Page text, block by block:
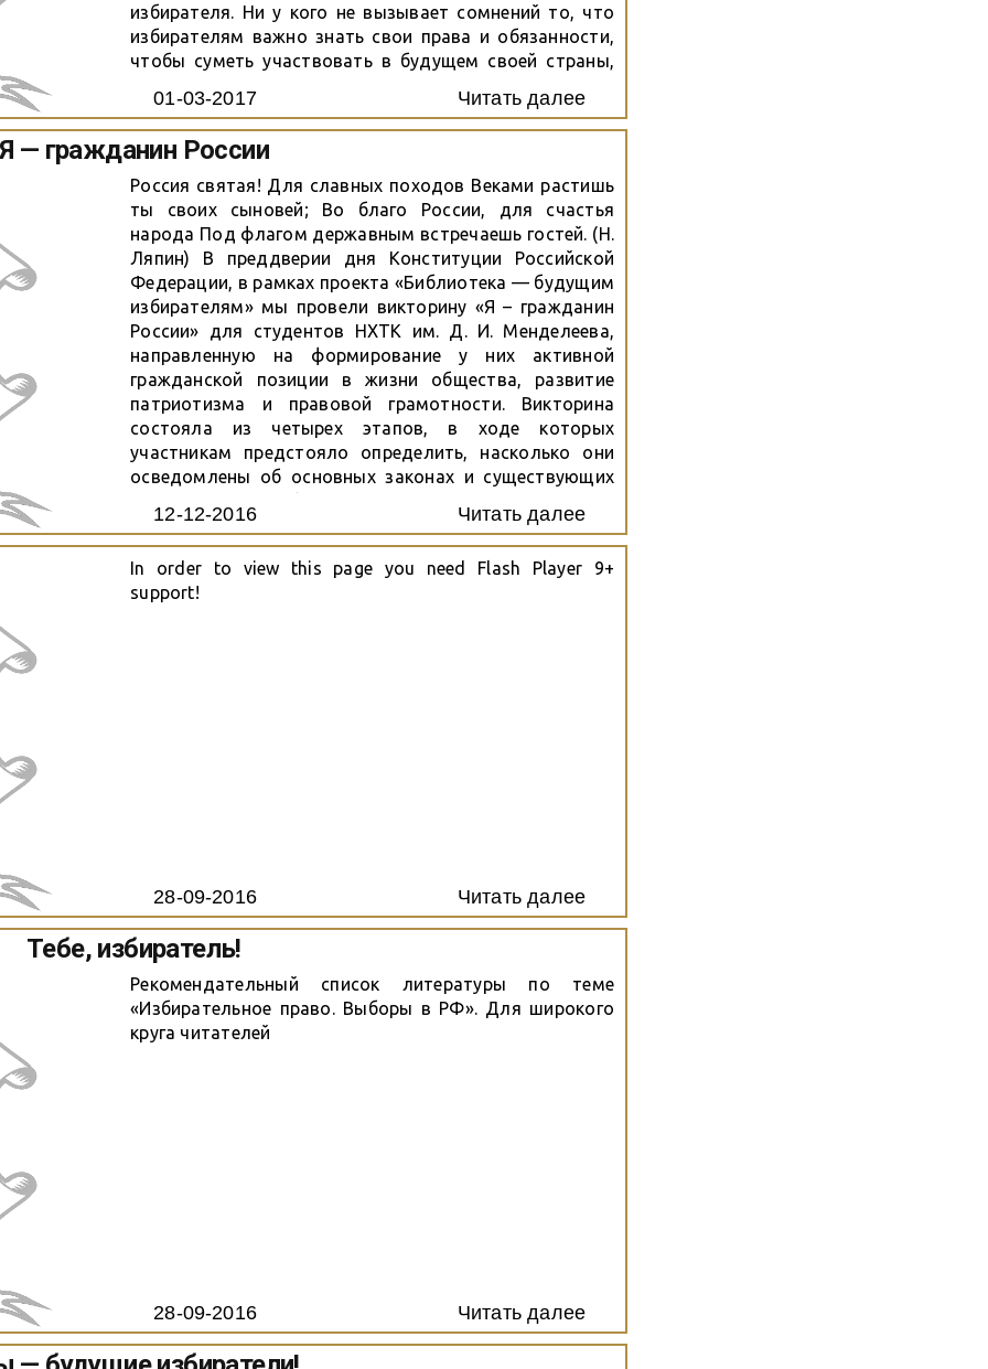
избирателя. Ни у кого не вызывает сомнений то, что
избирателям важно знать свои права и обязанности,
чтобы суметь участвовать в будущем своей страны,
развития нашего государства. Первый этап игры...
01-03-2017 Читать далее
Я — гражданин России
Россия святая! Для славных походов Веками растишь
ты своих сыновей; Во благо России, для счастья
народа Под флагом державным встречаешь гостей. (Н.
Ляпин) В преддверии дня Конституции Российской
Федерации, в рамках проекта «Библиотека — будущим
избирателям» мы провели викторину «Я – гражданин
России» для студентов НХТК им. Д. И. Менделеева,
направленную на формирование у них активной
гражданской позиции в жизни общества, развитие
патриотизма и правовой грамотности. Викторина
состояла из четырех этапов, в ходе которых
участникам предстояло определить, насколько они
осведомлены об основных законах и существующих
государственную символику России? Знают ли
молодые люди свои...
12-12-2016 Читать далее
In order to view this page you need Flash Player 9+
support!
28-09-2016 Читать далее
Тебе, избиратель!
Рекомендательный список литературы по теме
«Избирательное право. Выборы в РФ». Для широкого
круга читателей
28-09-2016 Читать далее